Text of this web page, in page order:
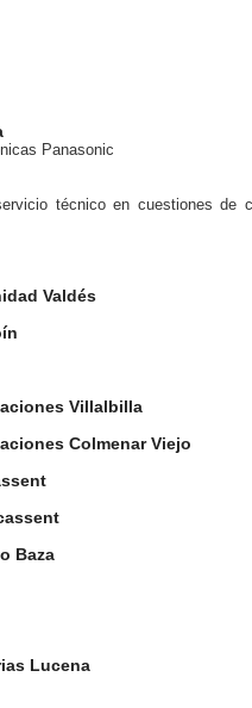
Panasonic
técnico en cuestiones de
Valdés
Villalbilla
Colmenar Viejo
Baza
Lucena